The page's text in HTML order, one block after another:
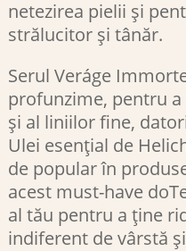
netezirea pielii și
strălucitor și tânăr.
Serul Veráge
profunzime, pentru
și al liniilor fine,
Ulei esențial de
de popular în
acest must-have
al tău pentru a ține
indiferent de vârstă